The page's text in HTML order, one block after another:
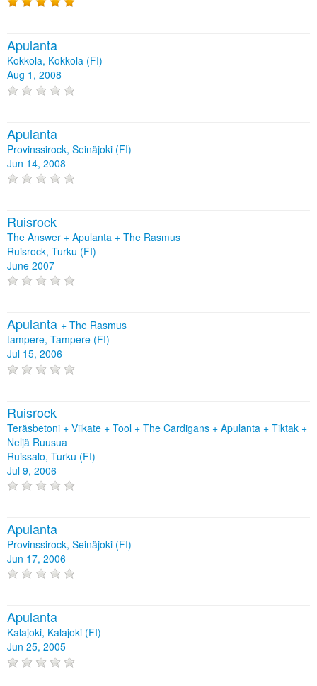
Apulanta
Kokkola, Kokkola (FI)
Aug 1, 2008
Apulanta
Provinssirock, Seinäjoki (FI)
Jun 14, 2008
Ruisrock
The Answer + Apulanta + The Rasmus
Ruisrock, Turku (FI)
June 2007
Apulanta + The Rasmus
tampere, Tampere (FI)
Jul 15, 2006
Ruisrock
Teräsbetoni + Viikate + Tool + The Cardigans + Apulanta + Tiktak +
Neljä Ruusua
Ruissalo, Turku (FI)
Jul 9, 2006
Apulanta
Provinssirock, Seinäjoki (FI)
Jun 17, 2006
Apulanta
Kalajoki, Kalajoki (FI)
Jun 25, 2005